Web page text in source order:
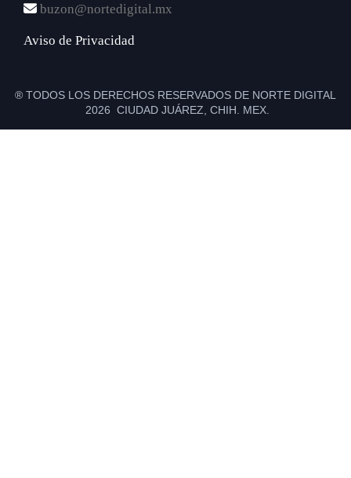
buzon@nortedigital.mx
Aviso de Privacidad
® TODOS LOS DERECHOS RESERVADOS DE NORTE DIGITAL
2026 CIUDAD JUÁREZ, CHIH. MEX.